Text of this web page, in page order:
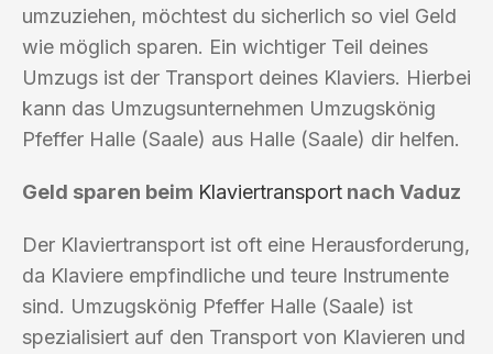
umzuziehen, möchtest du sicherlich so viel Geld
wie möglich sparen. Ein wichtiger Teil deines
Umzugs ist der Transport deines Klaviers. Hierbei
kann das Umzugsunternehmen Umzugskönig
Pfeffer Halle (Saale) aus Halle (Saale) dir helfen.
Geld sparen beim Klaviertransport nach Vaduz
Der Klaviertransport ist oft eine Herausforderung,
da Klaviere empfindliche und teure Instrumente
sind. Umzugskönig Pfeffer Halle (Saale) ist
spezialisiert auf den Transport von Klavieren und